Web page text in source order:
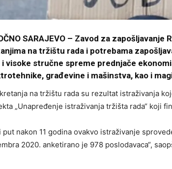
SARAJEVO – Zavod za
na tržištu rada i potrebama
i visoke stručne spreme prednjače
građevine i mašinstva, kao i
na tržištu rada su rezultat istraživanja
„Unapređenje istraživanja tržišta rada“ koji
put nakon 11 godina ovakvo istraživanje
2020. anketirano je 978 poslodavaca“,